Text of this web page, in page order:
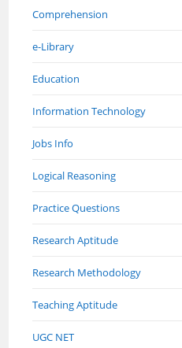
Comprehension
e-Library
Education
Information Technology
Jobs Info
Logical Reasoning
Practice Questions
Research Aptitude
Research Methodology
Teaching Aptitude
UGC NET